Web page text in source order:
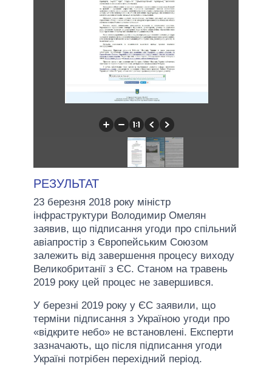
РЕЗУЛЬТАТ
23 березня 2018 року міністр
інфраструктури Володимир Омелян
заявив, що підписання угоди про спільний
авіапростір з Європейським Союзом
залежить від завершення процесу виходу
Великобританії з ЄС. Станом на травень
2019 року цей процес не завершився.
У березні 2019 року у ЄС заявили, що
терміни підписання з Україною угоди про
«відкрите небо» не встановлені. Експерти
зазначають, що після підписання угоди
Україні потрібен перехідний період.